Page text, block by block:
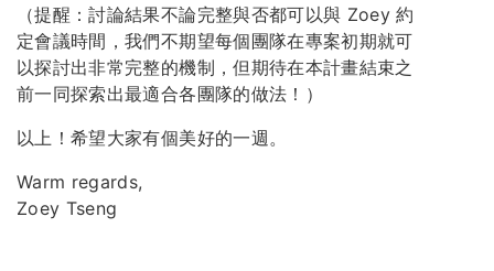
（提醒：討論結果不論完整與否都可以與 Zoey 約
定會議時間，我們不期望每個團隊在專案初期就可
以探討出非常完整的機制，但期待在本計畫結束之
前一同探索出最適合各團隊的做法！）
以上！希望大家有個美好的一週。
Warm regards,
Zoey Tseng